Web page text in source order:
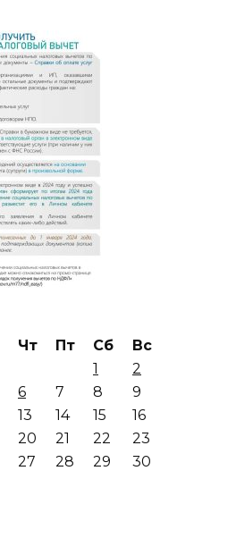
Чт Пт Сб
Вс
1
2
6 7 8
9
13 14 15
16
20 21 22
23
27 28 29
30